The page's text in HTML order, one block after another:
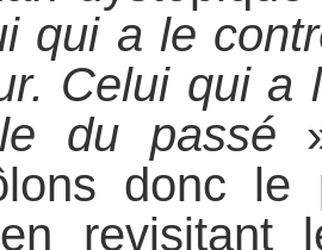
qui a le
Celui qui a
du passé
donc
revisitant